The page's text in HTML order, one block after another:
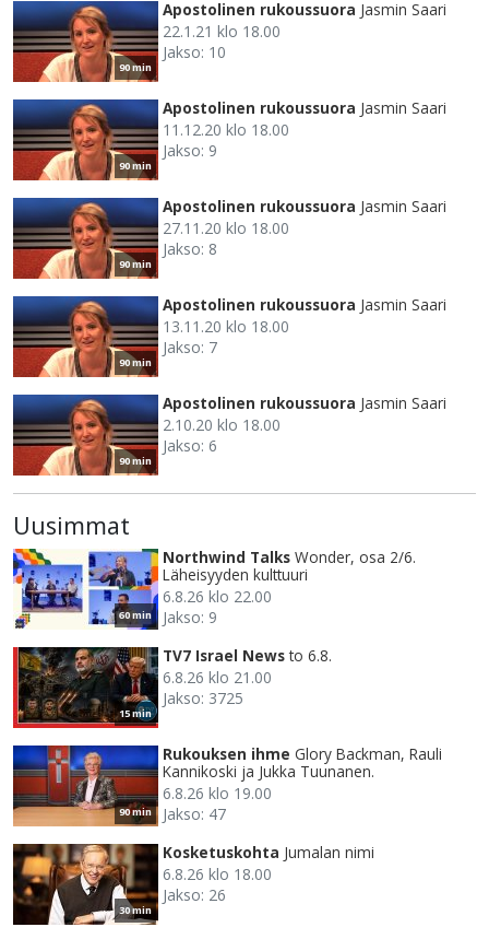
90 min
Apostolinen rukoussuora Jasmin Saari
22.1.21 klo 18.00
Jakso: 10
90 min
Apostolinen rukoussuora Jasmin Saari
11.12.20 klo 18.00
Jakso: 9
90 min
Apostolinen rukoussuora Jasmin Saari
27.11.20 klo 18.00
Jakso: 8
90 min
Apostolinen rukoussuora Jasmin Saari
13.11.20 klo 18.00
Jakso: 7
90 min
Apostolinen rukoussuora Jasmin Saari
2.10.20 klo 18.00
Jakso: 6
Uusimmat
60 min
Northwind Talks Wonder, osa 2/6.
Läheisyyden kulttuuri
6.8.26 klo 22.00
Jakso: 9
15 min
TV7 Israel News to 6.8.
6.8.26 klo 21.00
Jakso: 3725
90 min
Rukouksen ihme Glory Backman, Rauli
Kannikoski ja Jukka Tuunanen.
6.8.26 klo 19.00
Jakso: 47
30 min
Kosketuskohta Jumalan nimi
6.8.26 klo 18.00
Jakso: 26